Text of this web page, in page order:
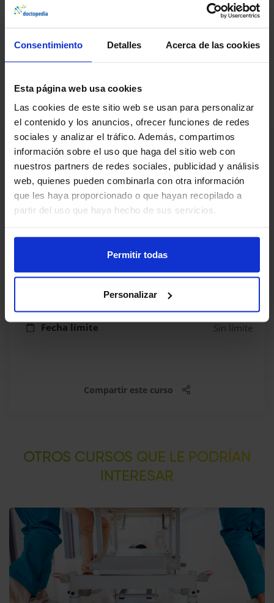
Consentimiento Detalles Acerca de las cookies
Esta página web usa cookies
Las cookies de este sitio web se usan para personalizar
el contenido y los anuncios, ofrecer funciones de redes
sociales y analizar el tráfico. Además, compartimos
información sobre el uso que haga del sitio web con
nuestros partners de redes sociales, publicidad y análisis
web, quienes pueden combinarla con otra información
que les haya proporcionado o que hayan recopilado a
partir del uso que haya hecho de sus servicios.
Permitir todas
Personalizar
Ficha técnica
Abierto desde el
lunes, 26 de septiembre de 2022
Fecha límite Sin límite
Compartir este curso
OTROS CURSOS QUE LE PODRÍAN
INTERESAR​